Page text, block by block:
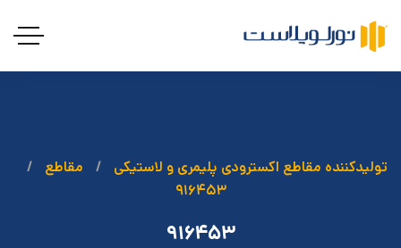
تولیدکننده مقاطع اکسترودی پلیمری و لاستیکی
مقاطع
۹۱۶۴۵۳
۹۱۶۴۵۳